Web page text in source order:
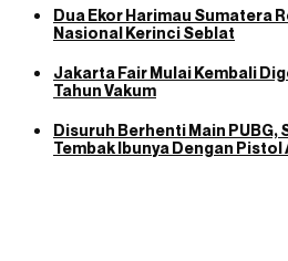
Dua Ekor Harimau Sumatera
Nasional Kerinci Seblat
Jakarta Fair Mulai Kembali
Tahun Vakum
Disuruh Berhenti Main PUBG,
Tembak Ibunya Dengan Pistol